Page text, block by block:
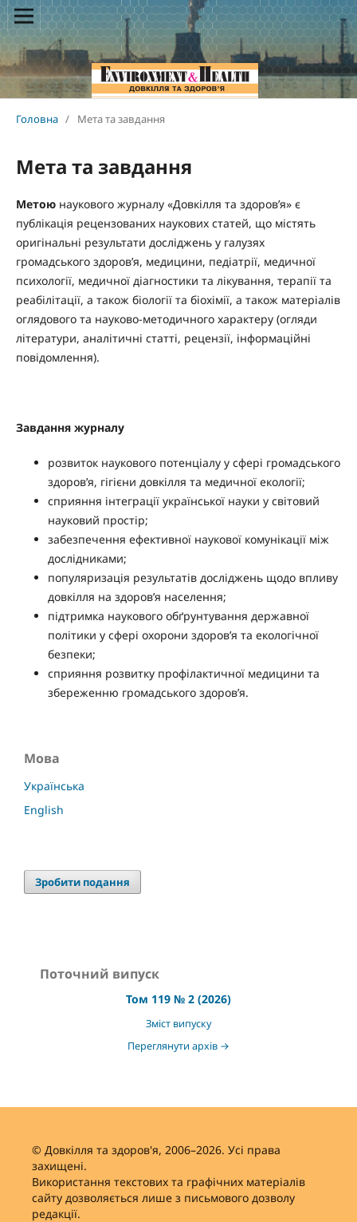
Головна / Мета та завдання
Мета та завдання
Метоюнаукового журналу «Довкілля та здоров’я» є
публікація рецензованих наукових статей, що містять
оригінальні результати досліджень у галузях
громадського здоров’я, медицини, педіатрії, медичної
психології, медичної діагностики та лікування, терапії та
реабілітації, а також біології та біохімії, а також матеріалів
оглядового та науково-методичного характеру (огляди
літератури, аналітичні статті, рецензії, інформаційні
повідомлення).
Завдання журналу
розвиток наукового потенціалу у сфері громадського
здоров’я, гігієни довкілля та медичної екології;
сприяння інтеграції української науки у світовий
науковий простір;
забезпечення ефективної наукової комунікації між
дослідниками;
популяризація результатів досліджень щодо впливу
довкілля на здоров’я населення;
підтримка наукового обґрунтування державної
політики у сфері охорони здоров’я та екологічної
безпеки;
сприяння розвитку профілактичної медицини та
збереженню громадського здоров’я.
Мова
Українська
English
Зробити подання
Поточний випуск
Том 119 № 2 (2026)
Зміст випуску
Переглянути архів →
© Довкілля та здоров'я, 2006–2026. Усі права
захищені.
Використання текстових та графічних матеріалів
сайту дозволяється лише з письмового дозволу
редакції.